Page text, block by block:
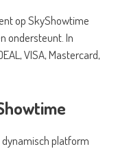
op SkyShowtime
ondersteunt. In
VISA, Mastercard,
platform